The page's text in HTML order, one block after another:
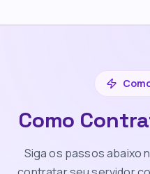
Como
Siga os passos abaixo